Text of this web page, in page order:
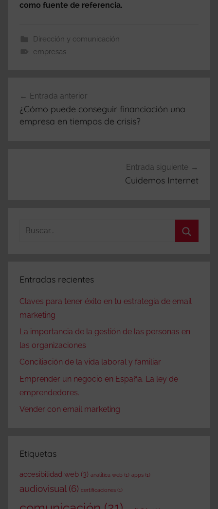
como fuente de referencia.
Dirección y comunicación
empresas
de
entradas
Entrada anterior
¿Cómo puede conseguir financiación una
empresa en tiempos de crisis?
Entrada siguiente
Cuidemos Internet
Buscar:
Entradas recientes
Claves para tener éxito en tu estrategia de email
marketing
La importancia de la gestión de las personas en
las organizaciones
Conciliación de la vida laboral y familiar
Emprender un negocio en España. La ley de
emprendedores.
Vender con email marketing
Etiquetas
accesibilidad web (3) analítica web (1) apps (1)
audiovisual (6) certificaciones (1)